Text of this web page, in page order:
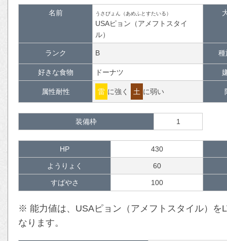
名前 うさぴょん（あめふとすたいる）
USAピョン（アメフトスタイ
ル）
ランク B 種
好きな食物 ドーナツ
属性耐性 雷 に強く 土 に弱い
装備枠 1
HP 430
ようりょく 60
すばやさ 100
※ 能力値は、USAピョン（アメフトスタイル）を
なります。